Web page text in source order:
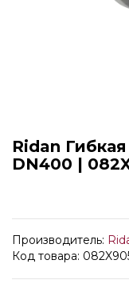
Ridan
DN400 |
Производитель:
Код товара: